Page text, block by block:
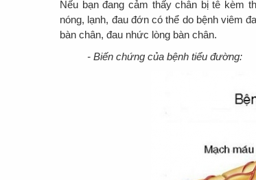
Nếu bạn đang cảm thấy chân bị tê kèm
nóng, lạnh, đau đớn có thể do bệnh viêm
bàn chân, đau nhức lòng bàn chân.
- Biến chứng của bệnh tiểu đường: